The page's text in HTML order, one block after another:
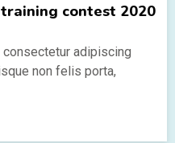
contest 2020
adipiscing
non felis porta,